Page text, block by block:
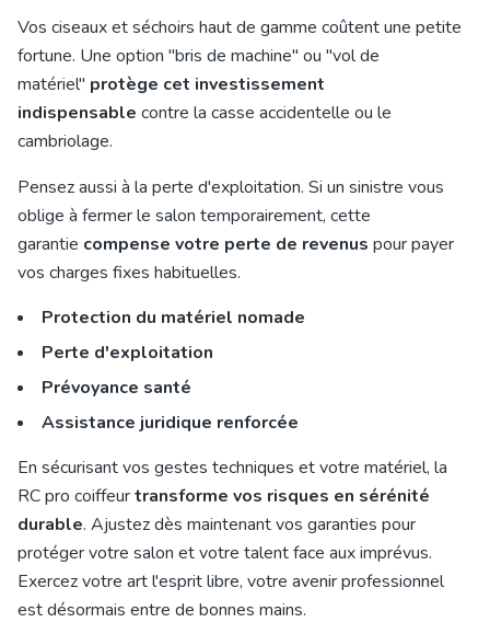
Vos ciseaux et séchoirs haut de gamme coûtent une petite
fortune. Une option "bris de machine" ou "vol de
matériel" protège cet investissement
indispensable contre la casse accidentelle ou le
cambriolage.
Pensez aussi à la perte d'exploitation. Si un sinistre vous
oblige à fermer le salon temporairement, cette
garantie compense votre perte de revenus pour payer
vos charges fixes habituelles.
Protection du matériel nomade
Perte d'exploitation
Prévoyance santé
Assistance juridique renforcée
En sécurisant vos gestes techniques et votre matériel, la
RC pro coiffeurtransforme vos risques en sérénité
durable. Ajustez dès maintenant vos garanties pour
protéger votre salon et votre talent face aux imprévus.
Exercez votre art l'esprit libre, votre avenir professionnel
est désormais entre de bonnes mains.